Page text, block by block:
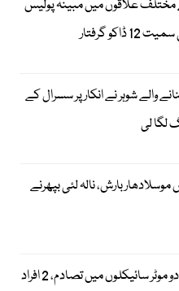
مختلف علاقوں میں مبینہ پولیس
والے شوہر نے انکار پر سسرال کے
لگا لی
بارش، نالہ لئی بپھرنے
احمد پور شرقیہ، دو موٹر سائیکلوں میں تصادم، 2 افراد